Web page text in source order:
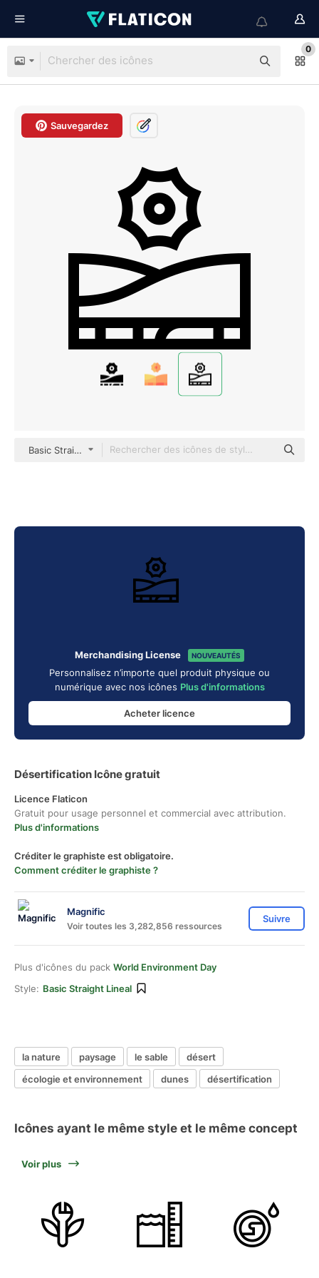
0
Sauvegardez
Basic Straight Lineal
Merchandising License NOUVEAUTÉS
Personnalisez n’importe quel produit physique ou
numérique avec nos icônes Plus d'informations
Acheter licence
Désertification Icône gratuit
Licence Flaticon
Gratuit pour usage personnel et commercial avec attribution.
Plus d'informations
Créditer le graphiste est obligatoire.
Comment créditer le graphiste ?
Magnific
Voir toutes les 3,282,856 ressources
Suivre
Plus d'icônes du pack World Environment Day
Style: Basic Straight Lineal
la nature paysage le sable
désert
écologie et environnement
dunes désertification
Icônes ayant le même style et le même concept
Voir plus